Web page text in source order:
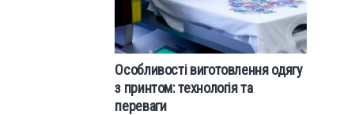
Особливості виготовлення одягу
з принтом: технологія та
переваги